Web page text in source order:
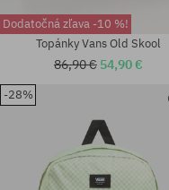
Dostupné veľkosti:
Dodatočná zľava -10 %!
Topánky Vans Old Skool
86,90 € 54,90 €
-28%